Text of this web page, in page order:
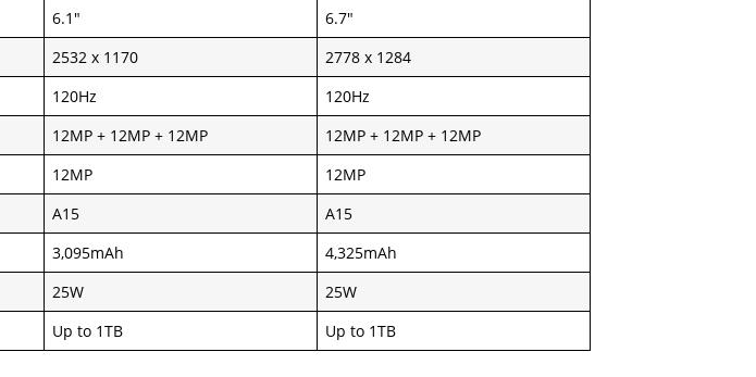
6.1″
6.7″
2532 x 1170
2778 x 1284
120Hz
120Hz
12MP + 12MP + 12MP
12MP + 12MP + 12MP
12MP
12MP
A15
A15
3,095mAh
4,325mAh
25W
25W
Up to 1TB Up to 1TB